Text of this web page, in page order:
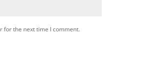
for the next time I comment.